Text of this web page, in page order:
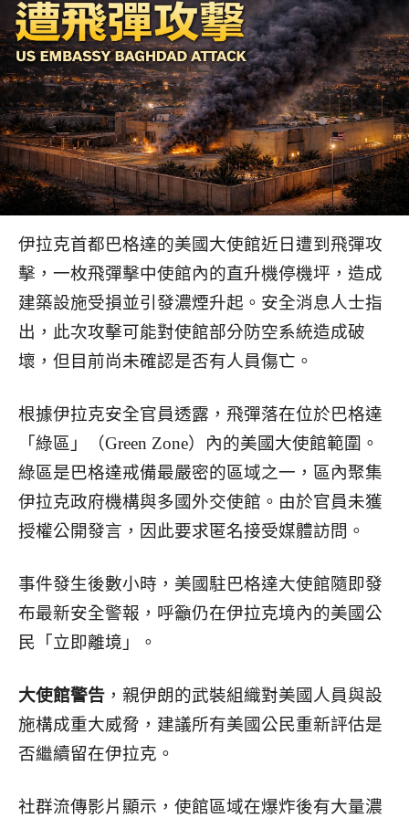
伊拉克首都巴格達的美國大使館近日遭到飛彈攻
擊，一枚飛彈擊中使館內的直升機停機坪，造成
建築設施受損並引發濃煙升起。安全消息人士指
出，此次攻擊可能對使館部分防空系統造成破
壞，但目前尚未確認是否有人員傷亡。
根據伊拉克安全官員透露，飛彈落在位於巴格達
「綠區」（Green Zone）內的美國大使館範圍。
綠區是巴格達戒備最嚴密的區域之一，區內聚集
伊拉克政府機構與多國外交使館。由於官員未獲
授權公開發言，因此要求匿名接受媒體訪問。
事件發生後數小時，美國駐巴格達大使館隨即發
布最新安全警報，呼籲仍在伊拉克境內的美國公
民「立即離境」。
大使館警告 ，親伊朗的武裝組織對美國人員與設
施構成重大威脅，建議所有美國公民重新評估是
否繼續留在伊拉克。
社群流傳影片顯示，使館區域在爆炸後有大量濃